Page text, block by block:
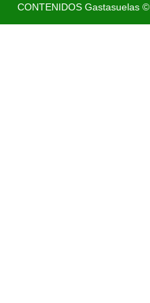
CONTENIDOS Gastasuelas ©